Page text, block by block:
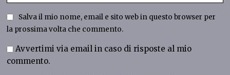
Salva il mio nome, email e sito web in questo browser per
la prossima volta che commento.
Avvertimi via email in caso di risposte al mio
commento.